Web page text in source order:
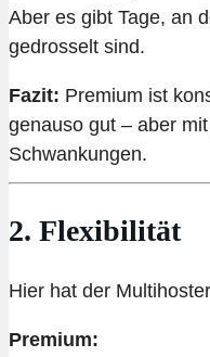
Aber es gibt Tage, an
gedrosselt sind.
Fazit: Premium ist
genauso gut – aber
Schwankungen.
2. Flexibilität
Hier hat der
Premium: